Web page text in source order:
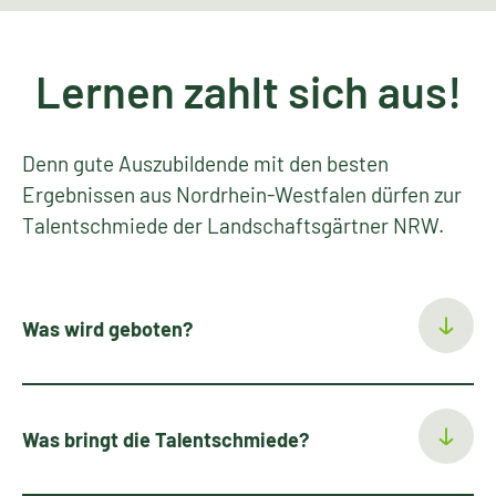
Lernen zahlt sich aus!
Denn gute Auszubildende mit den besten
Ergebnissen aus Nordrhein-Westfalen dürfen zur
Talentschmiede der Landschaftsgärtner NRW.
Was wird geboten?
Was bringt die Talentschmiede?